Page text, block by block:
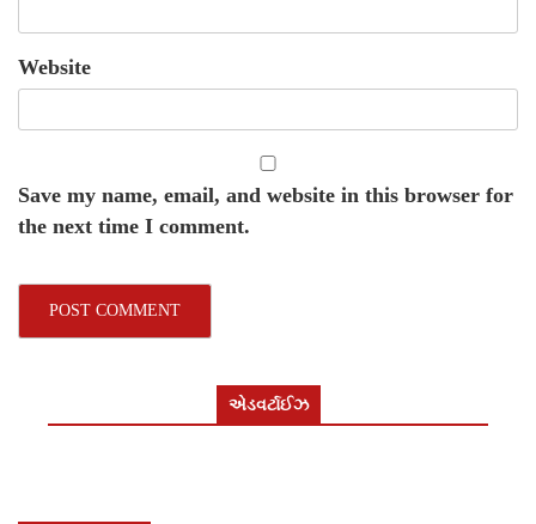
Website
Save my name, email, and website in this browser for
the next time I comment.
એડવર્ટાઈઝ